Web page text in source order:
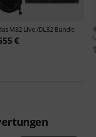
M32 Live /DL32 Bundle
€